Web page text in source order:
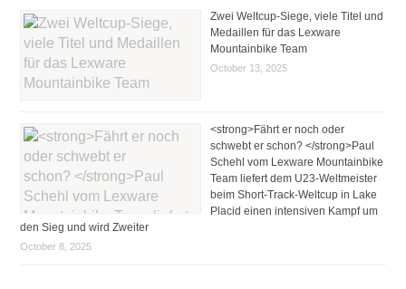
Zwei Weltcup-Siege, viele Titel und
Medaillen für das Lexware
Mountainbike Team
October 13, 2025
<strong>Fährt er noch oder
schwebt er schon? </strong>Paul
Schehl vom Lexware Mountainbike
Team liefert dem U23-Weltmeister
beim Short-Track-Weltcup in Lake
Placid einen intensiven Kampf um
den Sieg und wird Zweiter
October 8, 2025